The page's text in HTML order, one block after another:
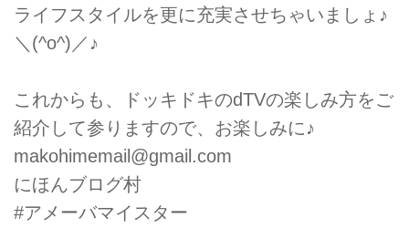
ライフスタイルを更に充実させちゃいましょ♪
＼(^o^)／♪
これからも、ドッキドキのdTVの楽しみ方をご
紹介して参りますので、お楽しみに♪
makohimemail@gmail.com
にほんブログ村
#アメーバマイスター